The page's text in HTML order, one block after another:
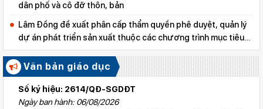
dân phố và cô đỡ thôn, bản
Lâm Đồng đề xuất phân cấp thẩm quyền phê duyệt, quản lý
dự án phát triển sản xuất thuộc các chương trình mục tiêu
quốc gia
Văn bản giáo dục
Số ký hiệu: 2614/QĐ-SGDĐT
Ngày ban hành: 06/08/2026